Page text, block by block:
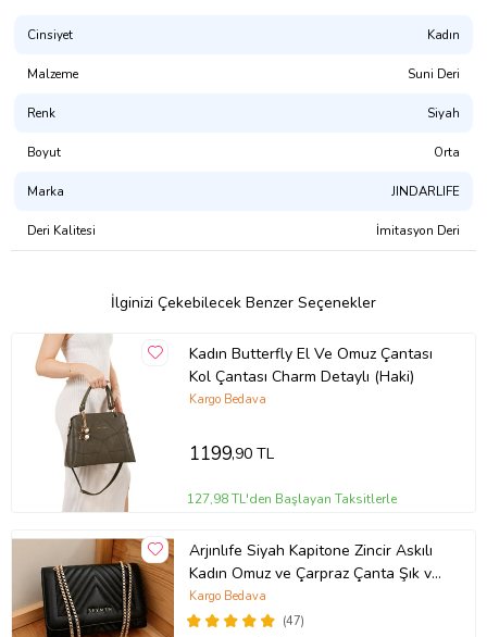
Cinsiyet Kadın
Malzeme Suni Deri
Renk Siyah
Boyut Orta
Marka JINDARLIFE
Deri Kalitesi İmitasyon Deri
İlginizi Çekebilecek Benzer Seçenekler
Kadın Butterfly El Ve Omuz Çantası
Kol Çantası Charm Detaylı (Haki)
Kargo Bedava
1199,90 TL
127,98 TL'den Başlayan Taksitlerle
Arjınlıfe Siyah Kapitone Zincir Askılı
Kadın Omuz ve Çarpraz Çanta Şık ve
Günlük kullanım.
(47)
Kargo Bedava